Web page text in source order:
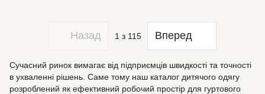
Назад 1 з 115 Вперед
Сучасний ринок вимагає від підприємців швидкості та точності
в ухваленні рішень. Саме тому наш каталог дитячого одягу
розроблений як ефективний робочий простір для гуртового